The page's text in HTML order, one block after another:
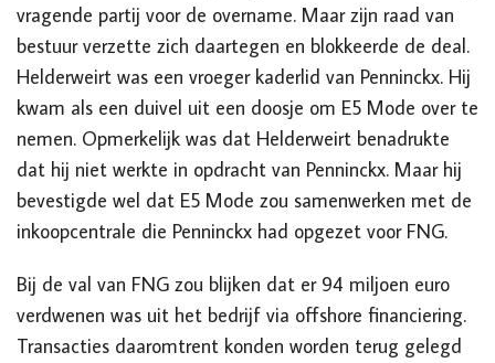
vragende partij voor de overname. Maar zijn raad van
bestuur verzette zich daartegen en blokkeerde de deal.
Helderweirt was een vroeger kaderlid van Penninckx. Hij
kwam als een duivel uit een doosje om E5 Mode over te
nemen. Opmerkelijk was dat Helderweirt benadrukte
dat hij niet werkte in opdracht van Penninckx. Maar hij
bevestigde wel dat E5 Mode zou samenwerken met de
inkoopcentrale die Penninckx had opgezet voor FNG.
Bij de val van FNG zou blijken dat er 94 miljoen euro
verdwenen was uit het bedrijf via offshore financiering.
Transacties daaromtrent konden worden terug gelegd